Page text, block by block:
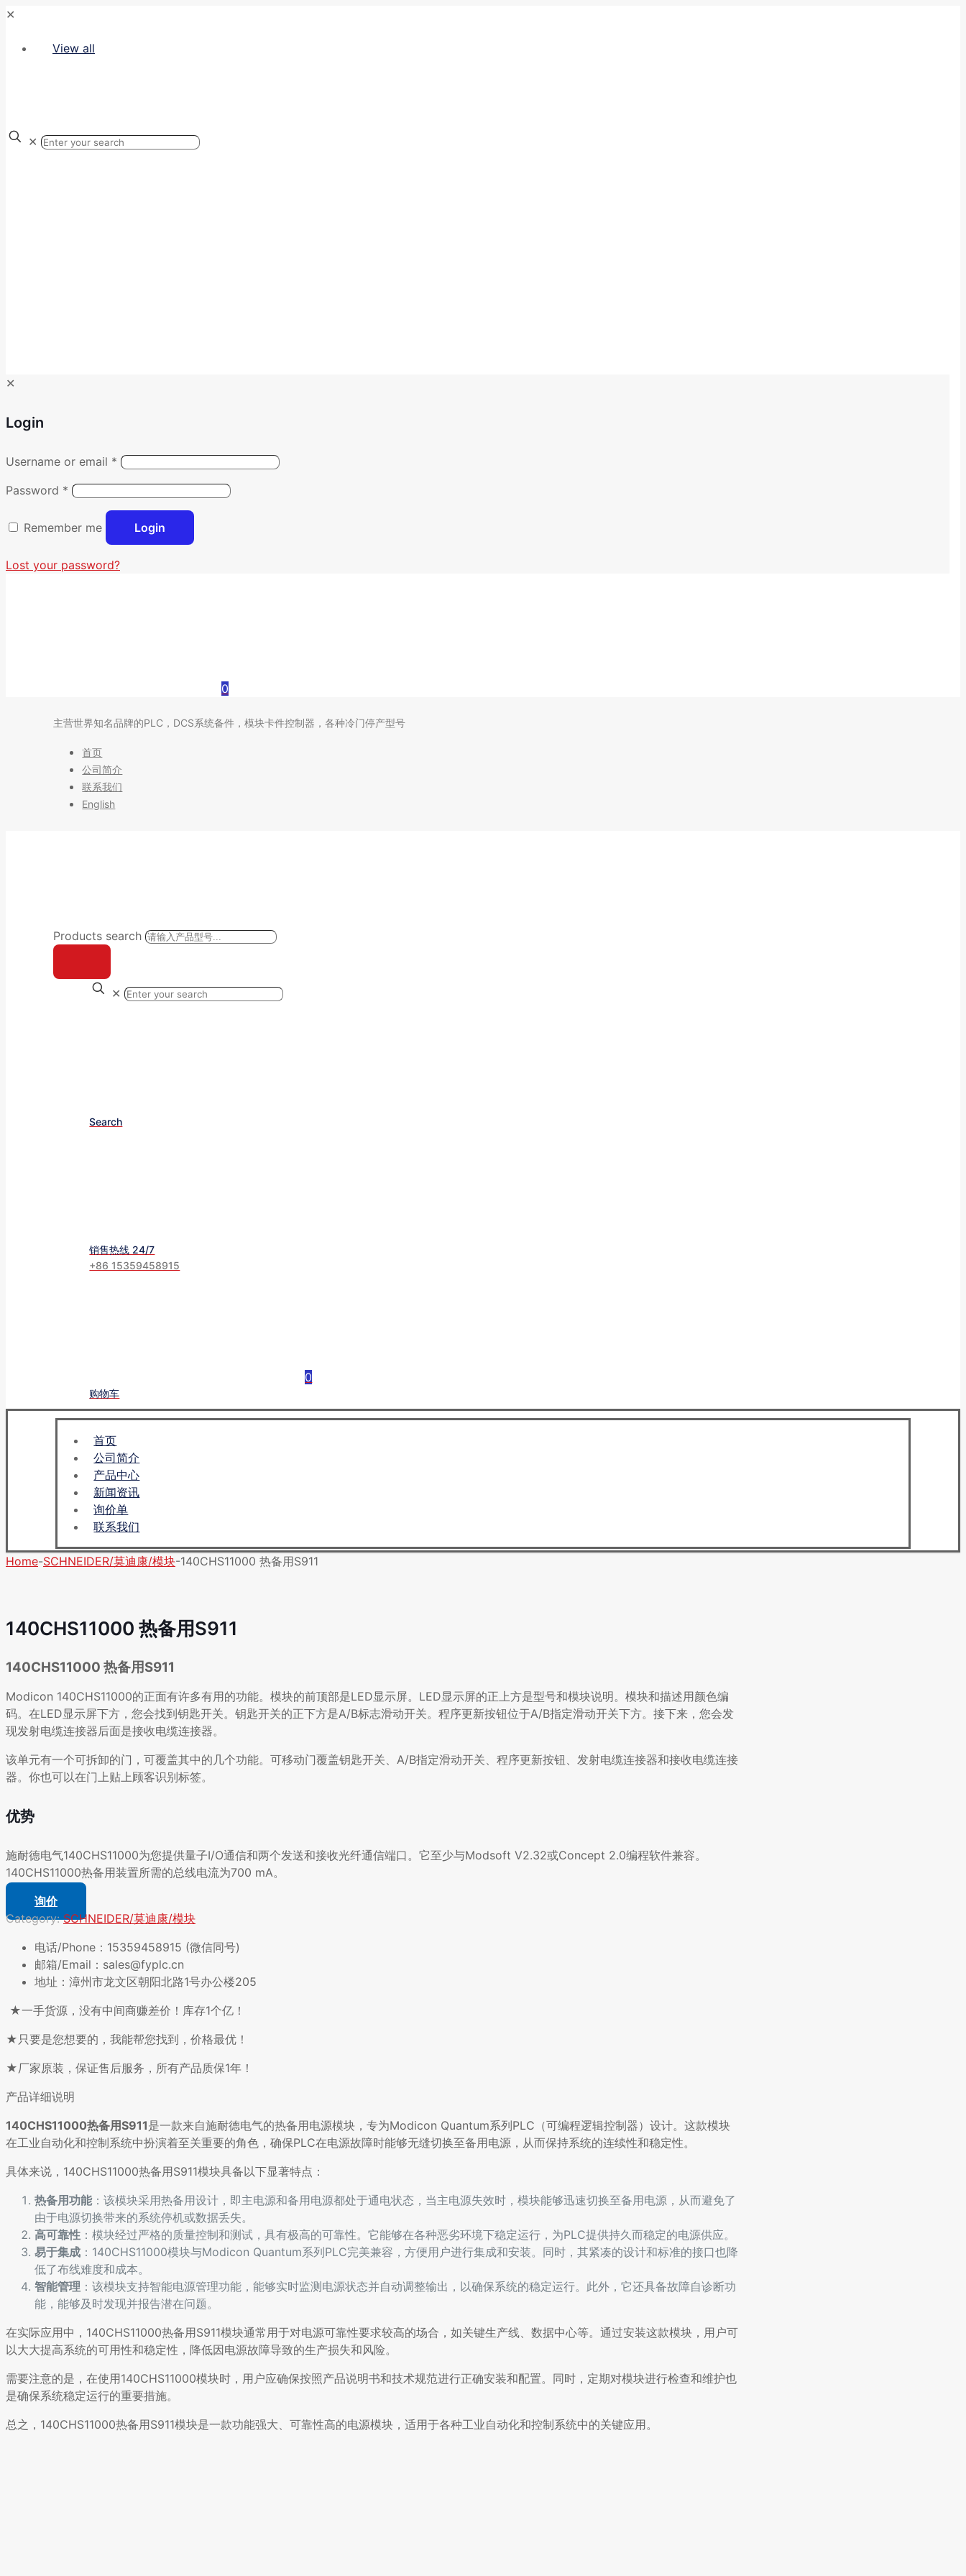
✕
View all
✕
✕
Login
Username or email *
Password *
Remember me Login
Lost your password?
0
主营世界知名品牌的PLC，DCS系统备件，模块卡件控制器，各种冷门停产型号
首页
公司简介
联系我们
English
Products search
✕
Search
销售热线 24/7
+86 15359458915
0
购物车
首页
公司简介
产品中心
新闻资讯
询价单
联系我们
Home-SCHNEIDER/莫迪康/模块-140CHS11000 热备用S911
140CHS11000 热备用S911
140CHS11000 热备用S911
Modicon 140CHS11000的正面有许多有用的功能。模块的前顶部是LED显示屏。LED显示屏的正上方是型号和模块说明。模块和描述用颜色编
码。在LED显示屏下方，您会找到钥匙开关。钥匙开关的正下方是A/B标志滑动开关。程序更新按钮位于A/B指定滑动开关下方。接下来，您会发
现发射电缆连接器后面是接收电缆连接器。
该单元有一个可拆卸的门，可覆盖其中的几个功能。可移动门覆盖钥匙开关、A/B指定滑动开关、程序更新按钮、发射电缆连接器和接收电缆连接
器。你也可以在门上贴上顾客识别标签。
优势
施耐德电气140CHS11000为您提供量子I/O通信和两个发送和接收光纤通信端口。它至少与Modsoft V2.32或Concept 2.0编程软件兼容。
140CHS11000热备用装置所需的总线电流为700 mA。
询价
Category:SCHNEIDER/莫迪康/模块
电话/Phone：15359458915 (微信同号)
邮箱/Email：sales@fyplc.cn
地址：漳州市龙文区朝阳北路1号办公楼205
★一手货源，没有中间商赚差价！库存1个亿！
★只要是您想要的，我能帮您找到，价格最优！
★厂家原装，保证售后服务，所有产品质保1年！
产品详细说明
140CHS11000热备用S911是一款来自施耐德电气的热备用电源模块，专为Modicon Quantum系列PLC（可编程逻辑控制器）设计。这款模块
在工业自动化和控制系统中扮演着至关重要的角色，确保PLC在电源故障时能够无缝切换至备用电源，从而保持系统的连续性和稳定性。
具体来说，140CHS11000热备用S911模块具备以下显著特点：
热备用功能：该模块采用热备用设计，即主电源和备用电源都处于通电状态，当主电源失效时，模块能够迅速切换至备用电源，从而避免了
由于电源切换带来的系统停机或数据丢失。
高可靠性 ：模块经过严格的质量控制和测试，具有极高的可靠性。它能够在各种恶劣环境下稳定运行，为PLC提供持久而稳定的电源供应。
易于集成 ：140CHS11000模块与Modicon Quantum系列PLC完美兼容，方便用户进行集成和安装。同时，其紧凑的设计和标准的接口也降
低了布线难度和成本。
智能管理 ：该模块支持智能电源管理功能，能够实时监测电源状态并自动调整输出，以确保系统的稳定运行。此外，它还具备故障自诊断功
能，能够及时发现并报告潜在问题。
在实际应用中，140CHS11000热备用S911模块通常用于对电源可靠性要求较高的场合，如关键生产线、数据中心等。通过安装这款模块，用户可
以大大提高系统的可用性和稳定性，降低因电源故障导致的生产损失和风险。
需要注意的是，在使用140CHS11000模块时，用户应确保按照产品说明书和技术规范进行正确安装和配置。同时，定期对模块进行检查和维护也
是确保系统稳定运行的重要措施。
总之，140CHS11000热备用S911模块是一款功能强大、可靠性高的电源模块，适用于各种工业自动化和控制系统中的关键应用。